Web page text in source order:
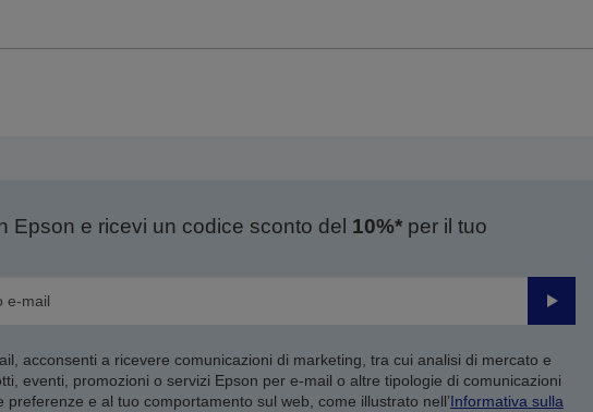
Epson e ricevi un codice sconto del 10%*per il tuo
Invia
acconsenti a ricevere comunicazioni di marketing, tra cui analisi di mercato e
eventi, promozioni o servizi Epson per e-mail o altre tipologie di comunicazioni
e al tuo comportamento sul web, come illustrato nell’Informativa sulla